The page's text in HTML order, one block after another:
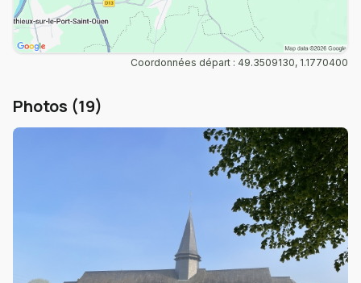
Coordonnées départ : 49.3509130, 1.1770400
Photos (19)